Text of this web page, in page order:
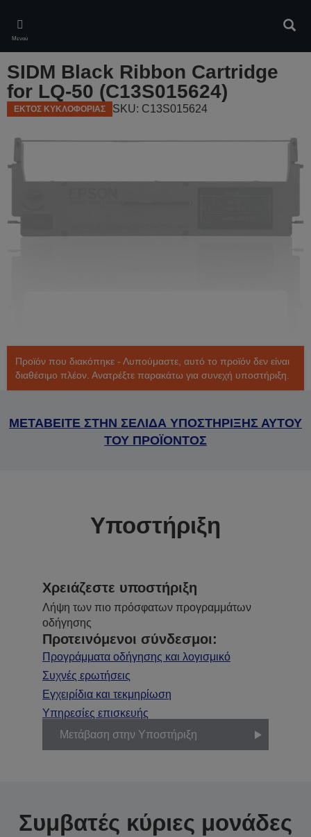
main
content
Μενού
SIDM Black Ribbon Cartridge
for LQ-50 (C13S015624)
ΕΚΤΟΣ ΚΥΚΛΟΦΟΡΙΑΣ SKU: C13S015624
Προϊόν που διακόπηκε - Λυπούμαστε, αυτό το προϊόν δεν είναι
διαθέσιμο πλέον. Ανατρέξτε παρακάτω για συνεχή υποστήριξη.
ΜΕΤΑΒΕΙΤΕ ΣΤΗΝ ΣΕΛΙΔΑ ΥΠΟΣΤΗΡΙΞΗΣ ΑΥΤΟΥ
ΤΟΥ ΠΡΟΪΟΝΤΟΣ
Υποστήριξη
Χρειάζεστε υποστήριξη
Λήψη των πιο πρόσφατων προγραμμάτων
οδήγησης
Προτεινόμενοι σύνδεσμοι:
Προγράμματα οδήγησης και λογισμικό
Συχνές ερωτήσεις
Εγχειρίδια και τεκμηρίωση
Υπηρεσίες επισκευής
Μετάβαση στην Υποστήριξη
Συμβατές κύριες μονάδες